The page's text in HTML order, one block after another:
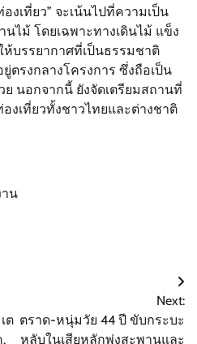
งเที่ยว” จะเน้นไปที่ความเป็น
ไม้ โดยเฉพาะทางเดินไม้ แข็ง
บรรยากาศที่เป็นธรรมชาติ
รงกลางโครงการ ซึ่งถือเป็น
นอกจากนี้ ยังจัดเตรียมสถานที่
งเที่ยวทั้งชาวไทยและต่างชาติ
น
ต
Next:
ตราด-หนุ่มวัย 44 ปี ขับกระบะ
หลับในเสียหลักพุ่งสะพานและ